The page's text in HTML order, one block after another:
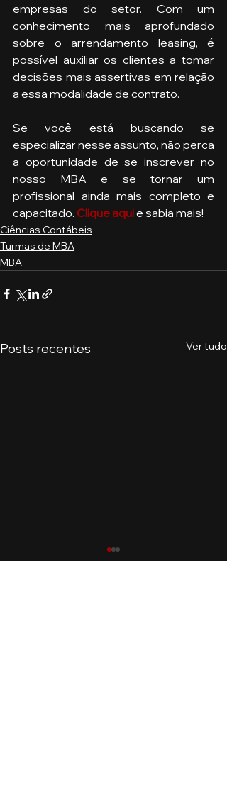
empresas do setor. Com um
conhecimento mais aprofundado
sobre o arrendamento leasing, é
possível auxiliar os clientes a tomar
decisões mais assertivas em relação
a essa modalidade de contrato.
Se você está buscando se
especializar nesse assunto, não perca
a oportunidade de se inscrever no
nosso MBA e se tornar um
profissional ainda mais completo e
capacitado. Clique aquie sabia mais!
Ciências Contábeis
Turmas de MBA
MBA
Posts recentes Ver tudo